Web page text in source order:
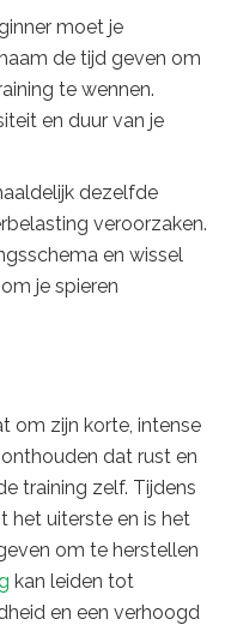
moet je
de tijd geven om
te wennen.
en duur van je
dezelfde
veroorzaken.
en wissel
je spieren
om zijn korte, intense
dat rust en
training zelf. Tijdens
het uiterste en is het
om te herstellen
kan leiden tot
en een verhoogd